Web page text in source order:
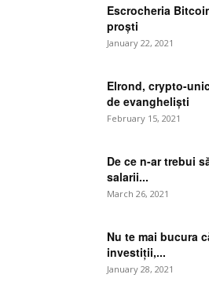
Escrocheria
proști
January 22, 2021
Elrond, crypto-
de evangheliști
February 15, 2021
De ce n-ar trebui
salarii...
March 26, 2021
Nu te mai bucura
investiții,...
January 28, 2021